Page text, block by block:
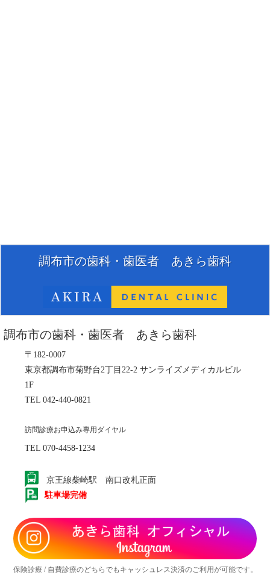
調布市の歯科・歯医者 あきら歯科
調布市の歯科・歯医者 あきら歯科
〒182-0007
東京都調布市菊野台2丁目22-2 サンライズメディカルビル
1F
TEL 042-440-0821
訪問診療お申込み専用ダイヤル
TEL 070-4458-1234
京王線柴崎駅 南口改札正面
駐車場完備
保険診療 / 自費診療のどちらでもキャッシュレス決済のご利用が可能です。